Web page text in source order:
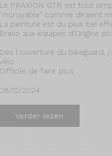
Le FRAXION GTR est tout
"Incroyable" comme diraient
La peinture est du plus bel
Bravo aux équipes d'Origine
Dès l'ouverture du bikeguard,
Difficile de faire plus
08/12/2024
Verder lezen